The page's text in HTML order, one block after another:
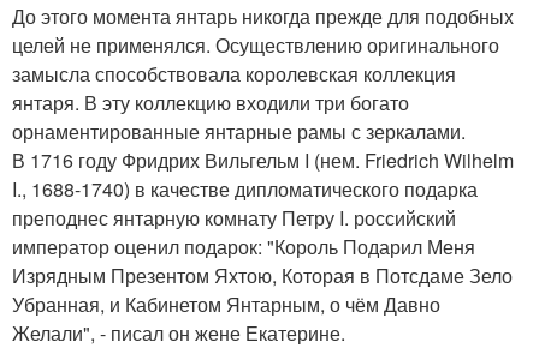
До этого момента янтарь никогда прежде для подобных
целей не применялся. Осуществлению оригинального
замысла способствовала королевская коллекция
янтаря. В эту коллекцию входили три богато
орнаментированные янтарные рамы с зеркалами.
В 1716 году Фридрих Вильгельм I (нем. Friedrich Wilhelm
I., 1688-1740) в качестве дипломатического подарка
преподнес янтарную комнату Петру I. российский
император оценил подарок: "Король Подарил Меня
Изрядным Презентом Яхтою, Которая в Потсдаме Зело
Убранная, и Кабинетом Янтарным, о чём Давно
Желали", - писал он жене Екатерине.